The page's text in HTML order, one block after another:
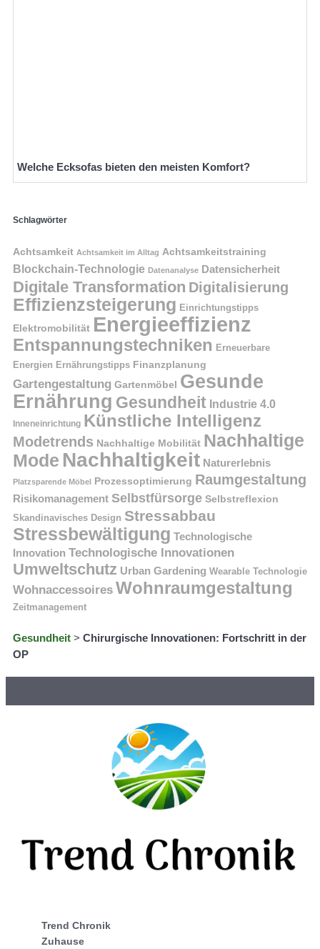
Welche Ecksofas bieten den meisten Komfort?
Schlagwörter
Achtsamkeit Achtsamkeit im Alltag Achtsamkeitstraining
Blockchain-Technologie Datenanalyse Datensicherheit
Digitale Transformation Digitalisierung
Effizienzsteigerung Einrichtungstipps
Elektromobilität Energieeffizienz
Entspannungstechniken Erneuerbare
Energien Ernährungstipps Finanzplanung
Gartengestaltung Gartenmöbel Gesunde
Ernährung Gesundheit Industrie 4.0
Inneneinrichtung Künstliche Intelligenz
Modetrends Nachhaltige Mobilität Nachhaltige
Mode Nachhaltigkeit Naturerlebnis
Platzsparende Möbel Prozessoptimierung Raumgestaltung
Risikomanagement Selbstfürsorge Selbstreflexion
Skandinavisches Design Stressabbau
Stressbewältigung Technologische
Innovation Technologische Innovationen
Umweltschutz Urban Gardening Wearable Technologie
Wohnaccessoires Wohnraumgestaltung
Zeitmanagement
Gesundheit > Chirurgische Innovationen: Fortschritt in der
OP
Trend Chronik
Zuhause